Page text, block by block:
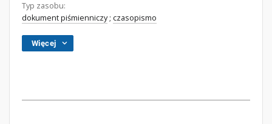
Typ zasobu:
dokument piśmienniczy; czasopismo
Więcej